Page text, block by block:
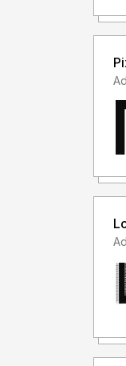
-
-
-
font
-